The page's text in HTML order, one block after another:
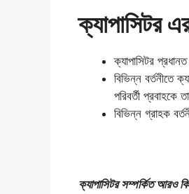
ক্যাপাসিটর
বিভিন্ন বর্তনীতে
পরিবর্তী প্রবাহকে
বিভিন্ন গ্রাহক
ক্যাপাসিটর সম্পর্কিত আরও